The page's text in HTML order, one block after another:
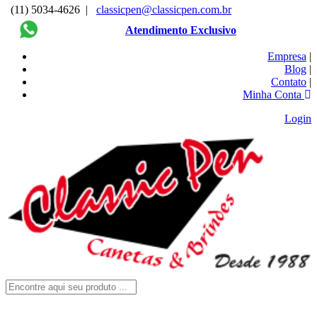
(11) 5034-4626 |
classicpen@classicpen.com.br
Atendimento Exclusivo
Empresa |
Blog |
Contato |
Minha Conta
Login